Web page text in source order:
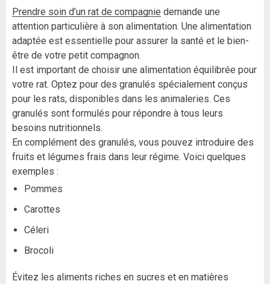
Prendre soin d’un rat de compagnie demande une
attention particulière à son alimentation. Une alimentation
adaptée est essentielle pour assurer la santé et le bien-
être de votre petit compagnon.
Il est important de choisir une alimentation équilibrée pour
votre rat. Optez pour des granulés spécialement conçus
pour les rats, disponibles dans les animaleries. Ces
granulés sont formulés pour répondre à tous leurs
besoins nutritionnels.
En complément des granulés, vous pouvez introduire des
fruits et légumes frais dans leur régime. Voici quelques
exemples :
Pommes
Carottes
Céleri
Brocoli
Évitez les aliments riches en sucres et en matières